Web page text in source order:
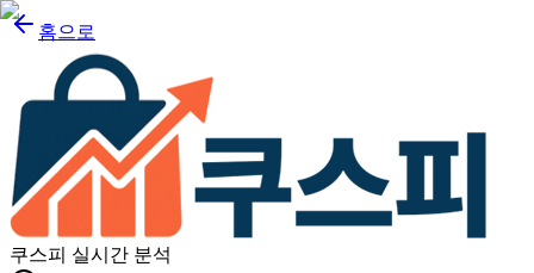
홈으로
쿠스피 실시간 분석